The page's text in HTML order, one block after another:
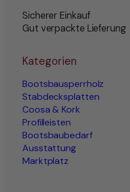
Sicherer Einkauf
Gut verpackte Lieferung
Kategorien
Bootsbausperrholz
Stabdecksplatten
Coosa & Kork
Profilleisten
Bootsbaubedarf
Ausstattung
Marktplatz